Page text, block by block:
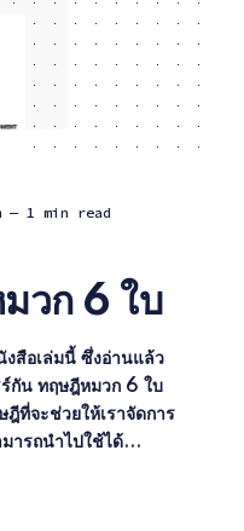
— 1 min read
วก 6 ใบ
งสือเล่มนี้ ซึ่งอ่านแล้ว
6 ใบ
ที่จะช่วยให้เราจัดการ
ารถนำไปใช้ได้...